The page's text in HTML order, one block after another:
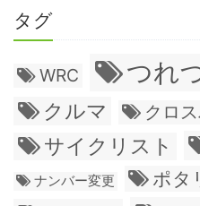
タグ
WRC つれ
クルマ クロ
サイクリスト
ナンバー変更 ポタ